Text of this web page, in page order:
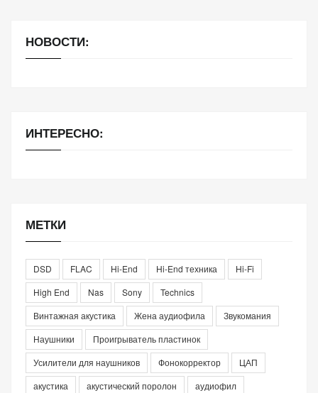
НОВОСТИ:
ИНТЕРЕСНО:
МЕТКИ
DSD FLAC Hi-End Hi-End техника
Hi-Fi
High End
Nas Sony
Technics
Винтажная акустика
Жена аудиофила
Звукомания
Наушники
Проигрыватель пластинок
Усилители для наушников
Фонокорректор
ЦАП
акустика
акустический поролон
аудиофил